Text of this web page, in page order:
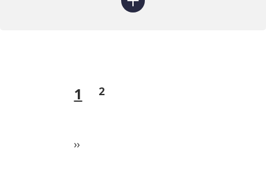
Page
1 Page
2
Page
››